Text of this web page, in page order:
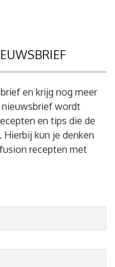
en krijg nog meer
wordt
en tips die de
kun je denken
recepten met